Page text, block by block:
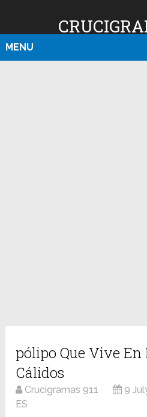
MENU
pólipo Que Vive
Cálidos
Crucigramas 911 9
ES